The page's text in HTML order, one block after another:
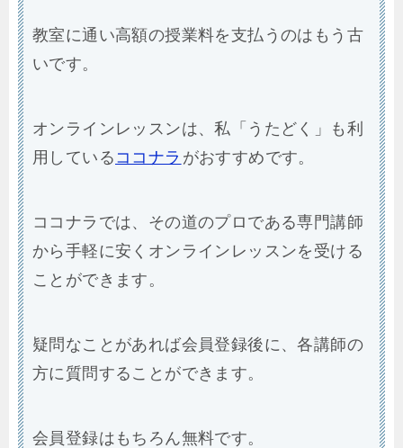
教室に通い高額の授業料を支払うのはもう古
いです。
オンラインレッスンは、私「うたどく」も利
用している ココナラ がおすすめです。
ココナラでは、その道のプロである専門講師
から手軽に安くオンラインレッスンを受ける
ことができます。
疑問なことがあれば会員登録後に、各講師の
方に質問することができます。
会員登録はもちろん無料です。